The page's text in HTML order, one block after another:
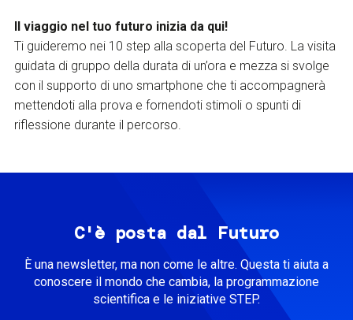
Il viaggio nel tuo futuro inizia da qui!
Ti guideremo nei 10 step alla scoperta del Futuro. La visita
guidata di gruppo della durata di un’ora e mezza si svolge
con il supporto di uno smartphone che ti accompagnerà
mettendoti alla prova e fornendoti stimoli o spunti di
riflessione durante il percorso.
C'è posta dal Futuro
È una newsletter, ma non come le altre. Questa ti aiuta a
conoscere il mondo che cambia, la programmazione
scientifica e le iniziative STEP.